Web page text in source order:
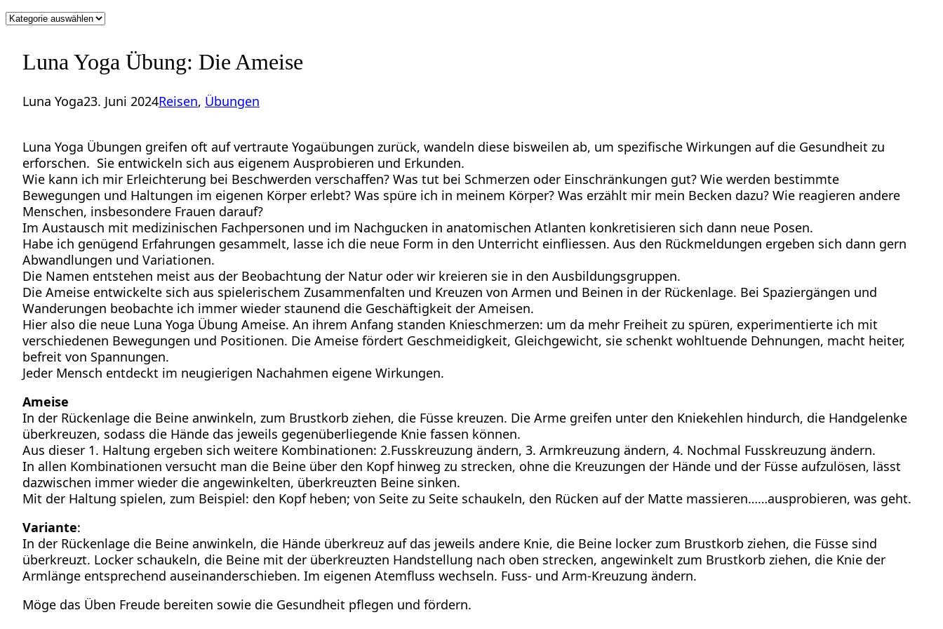
Kategorien
Luna Yoga Übung: Die Ameise
Luna Yoga23. Juni 2024Reisen, Übungen
Luna Yoga Übungen greifen oft auf vertraute Yogaübungen zurück, wandeln diese bisweilen ab, um spezifische Wirkungen auf die Gesundheit zu
erforschen. Sie entwickeln sich aus eigenem Ausprobieren und Erkunden.
Wie kann ich mir Erleichterung bei Beschwerden verschaffen? Was tut bei Schmerzen oder Einschränkungen gut? Wie werden bestimmte
Bewegungen und Haltungen im eigenen Körper erlebt? Was spüre ich in meinem Körper? Was erzählt mir mein Becken dazu? Wie reagieren andere
Menschen, insbesondere Frauen darauf?
Im Austausch mit medizinischen Fachpersonen und im Nachgucken in anatomischen Atlanten konkretisieren sich dann neue Posen.
Habe ich genügend Erfahrungen gesammelt, lasse ich die neue Form in den Unterricht einfliessen. Aus den Rückmeldungen ergeben sich dann gern
Abwandlungen und Variationen.
Die Namen entstehen meist aus der Beobachtung der Natur oder wir kreieren sie in den Ausbildungsgruppen.
Die Ameise entwickelte sich aus spielerischem Zusammenfalten und Kreuzen von Armen und Beinen in der Rückenlage. Bei Spaziergängen und
Wanderungen beobachte ich immer wieder staunend die Geschäftigkeit der Ameisen.
Hier also die neue Luna Yoga Übung Ameise. An ihrem Anfang standen Knieschmerzen: um da mehr Freiheit zu spüren, experimentierte ich mit
verschiedenen Bewegungen und Positionen. Die Ameise fördert Geschmeidigkeit, Gleichgewicht, sie schenkt wohltuende Dehnungen, macht heiter,
befreit von Spannungen.
Jeder Mensch entdeckt im neugierigen Nachahmen eigene Wirkungen.
Ameise
In der Rückenlage die Beine anwinkeln, zum Brustkorb ziehen, die Füsse kreuzen. Die Arme greifen unter den Kniekehlen hindurch, die Handgelenke
überkreuzen, sodass die Hände das jeweils gegenüberliegende Knie fassen können.
Aus dieser 1. Haltung ergeben sich weitere Kombinationen: 2.Fusskreuzung ändern, 3. Armkreuzung ändern, 4. Nochmal Fusskreuzung ändern.
In allen Kombinationen versucht man die Beine über den Kopf hinweg zu strecken, ohne die Kreuzungen der Hände und der Füsse aufzulösen, lässt
dazwischen immer wieder die angewinkelten, überkreuzten Beine sinken.
Mit der Haltung spielen, zum Beispiel: den Kopf heben; von Seite zu Seite schaukeln, den Rücken auf der Matte massieren……ausprobieren, was geht.
Variante:
In der Rückenlage die Beine anwinkeln, die Hände überkreuz auf das jeweils andere Knie, die Beine locker zum Brustkorb ziehen, die Füsse sind
überkreuzt. Locker schaukeln, die Beine mit der überkreuzten Handstellung nach oben strecken, angewinkelt zum Brustkorb ziehen, die Knie der
Armlänge entsprechend auseinanderschieben. Im eigenen Atemfluss wechseln. Fuss- und Arm-Kreuzung ändern.
Möge das Üben Freude bereiten sowie die Gesundheit pflegen und fördern.